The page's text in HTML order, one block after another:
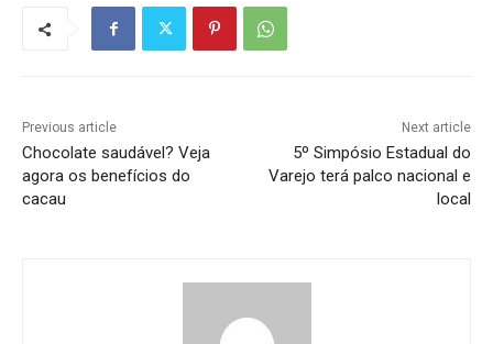
Previous article
Chocolate saudável? Veja
agora os benefícios do
cacau
Next article
5º Simpósio Estadual do
Varejo terá palco nacional e
local